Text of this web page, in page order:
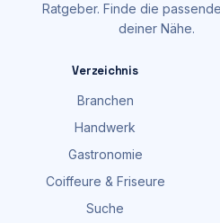
Ratgeber. Finde die
deiner Nähe.
Verzeichnis
Branchen
Handwerk
Gastronomie
Coiffeure & Friseure
Suche